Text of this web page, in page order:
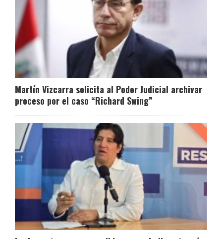
Martín Vizcarra solicita al Poder Judicial archivar
proceso por el caso “Richard Swing”